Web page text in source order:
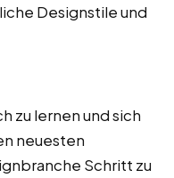
Designstile und
zu lernen und sich
neuesten
Schritt zu